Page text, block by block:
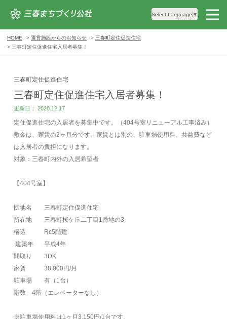
Select Language ▼
HOME 運営施設からのお知らせ
三春町定住促進住宅
三春町定住促進住宅入居者募集！
三春町定住促進住宅
三春町定住促進住宅入居者募集！
更新日： 2020.12.17
定住促進住宅の入居者を募集中です。（404号室リニューアル工事済み）
敷金は、家賃の2ヶ月分です。家賃とは別の、駐車場使用料、共益費など
は入居者の負担になります。
対象：三春町内外の入居希望者
【404号室】
団地名
三春町定住促進住宅
所在地 三春町桜ケ丘二丁目1番地の3
構造
Rc5階建
建築年 平成4年
間取り 3DK
家賃 38,000円/月
駐車場 有（1台）
階数 4階（エレベーターなし）
※駐車場使用料は1ヶ月3,150円/1台です。